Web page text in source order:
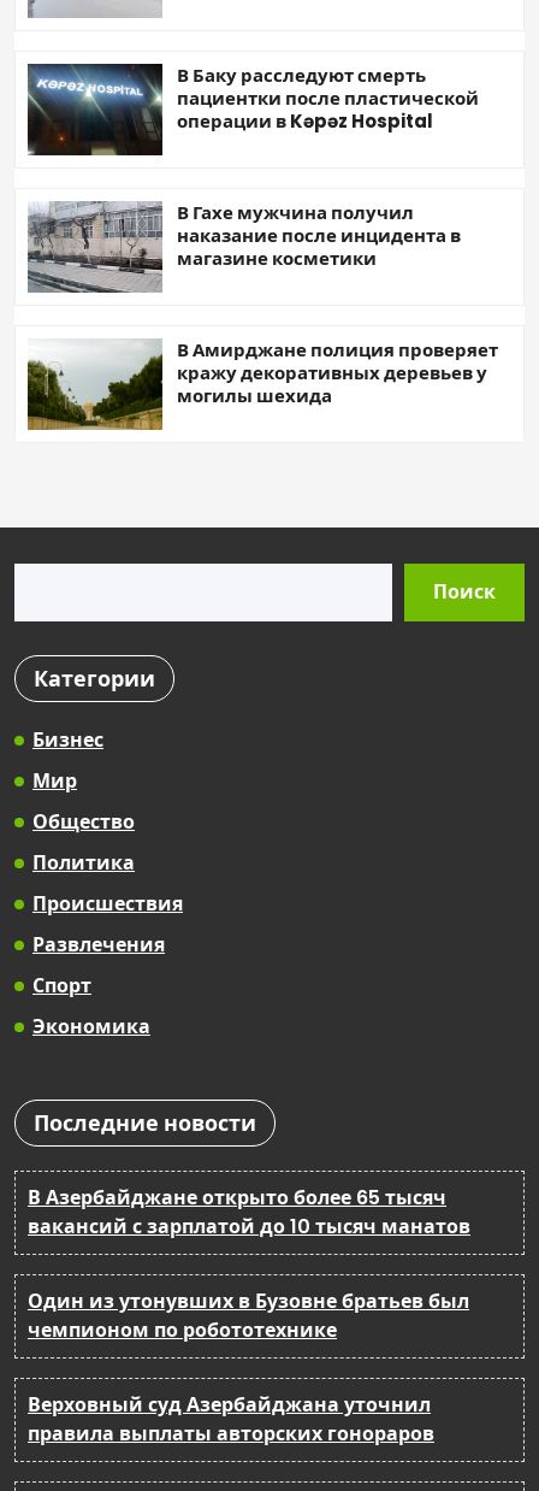
В Баку расследуют смерть
пациентки после пластической
операции в Kəpəz Hospital
В Гахе мужчина получил
наказание после инцидента в
магазине косметики
В Амирджане полиция проверяет
кражу декоративных деревьев у
могилы шехида
Поиск
Категории
Бизнес
Мир
Общество
Политика
Происшествия
Развлечения
Спорт
Экономика
Последние новости
В Азербайджане открыто более 65 тысяч
вакансий с зарплатой до 10 тысяч манатов
Один из утонувших в Бузовне братьев был
чемпионом по робототехнике
Верховный суд Азербайджана уточнил
правила выплаты авторских гонораров